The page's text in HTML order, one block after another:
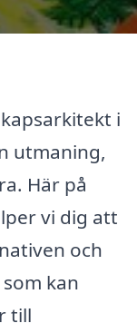
i
utmaning,
Här på
vi dig att
och
kan
till